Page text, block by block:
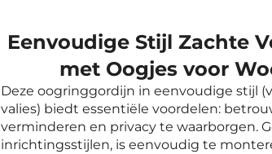
Eenvoudige Stijl Zachte
met Oogjes voor
Deze oogringgordijn in eenvoudige stijl
valies) biedt essentiële voordelen:
verminderen en privacy te waarborgen.
inrichtingsstijlen, is eenvoudig te